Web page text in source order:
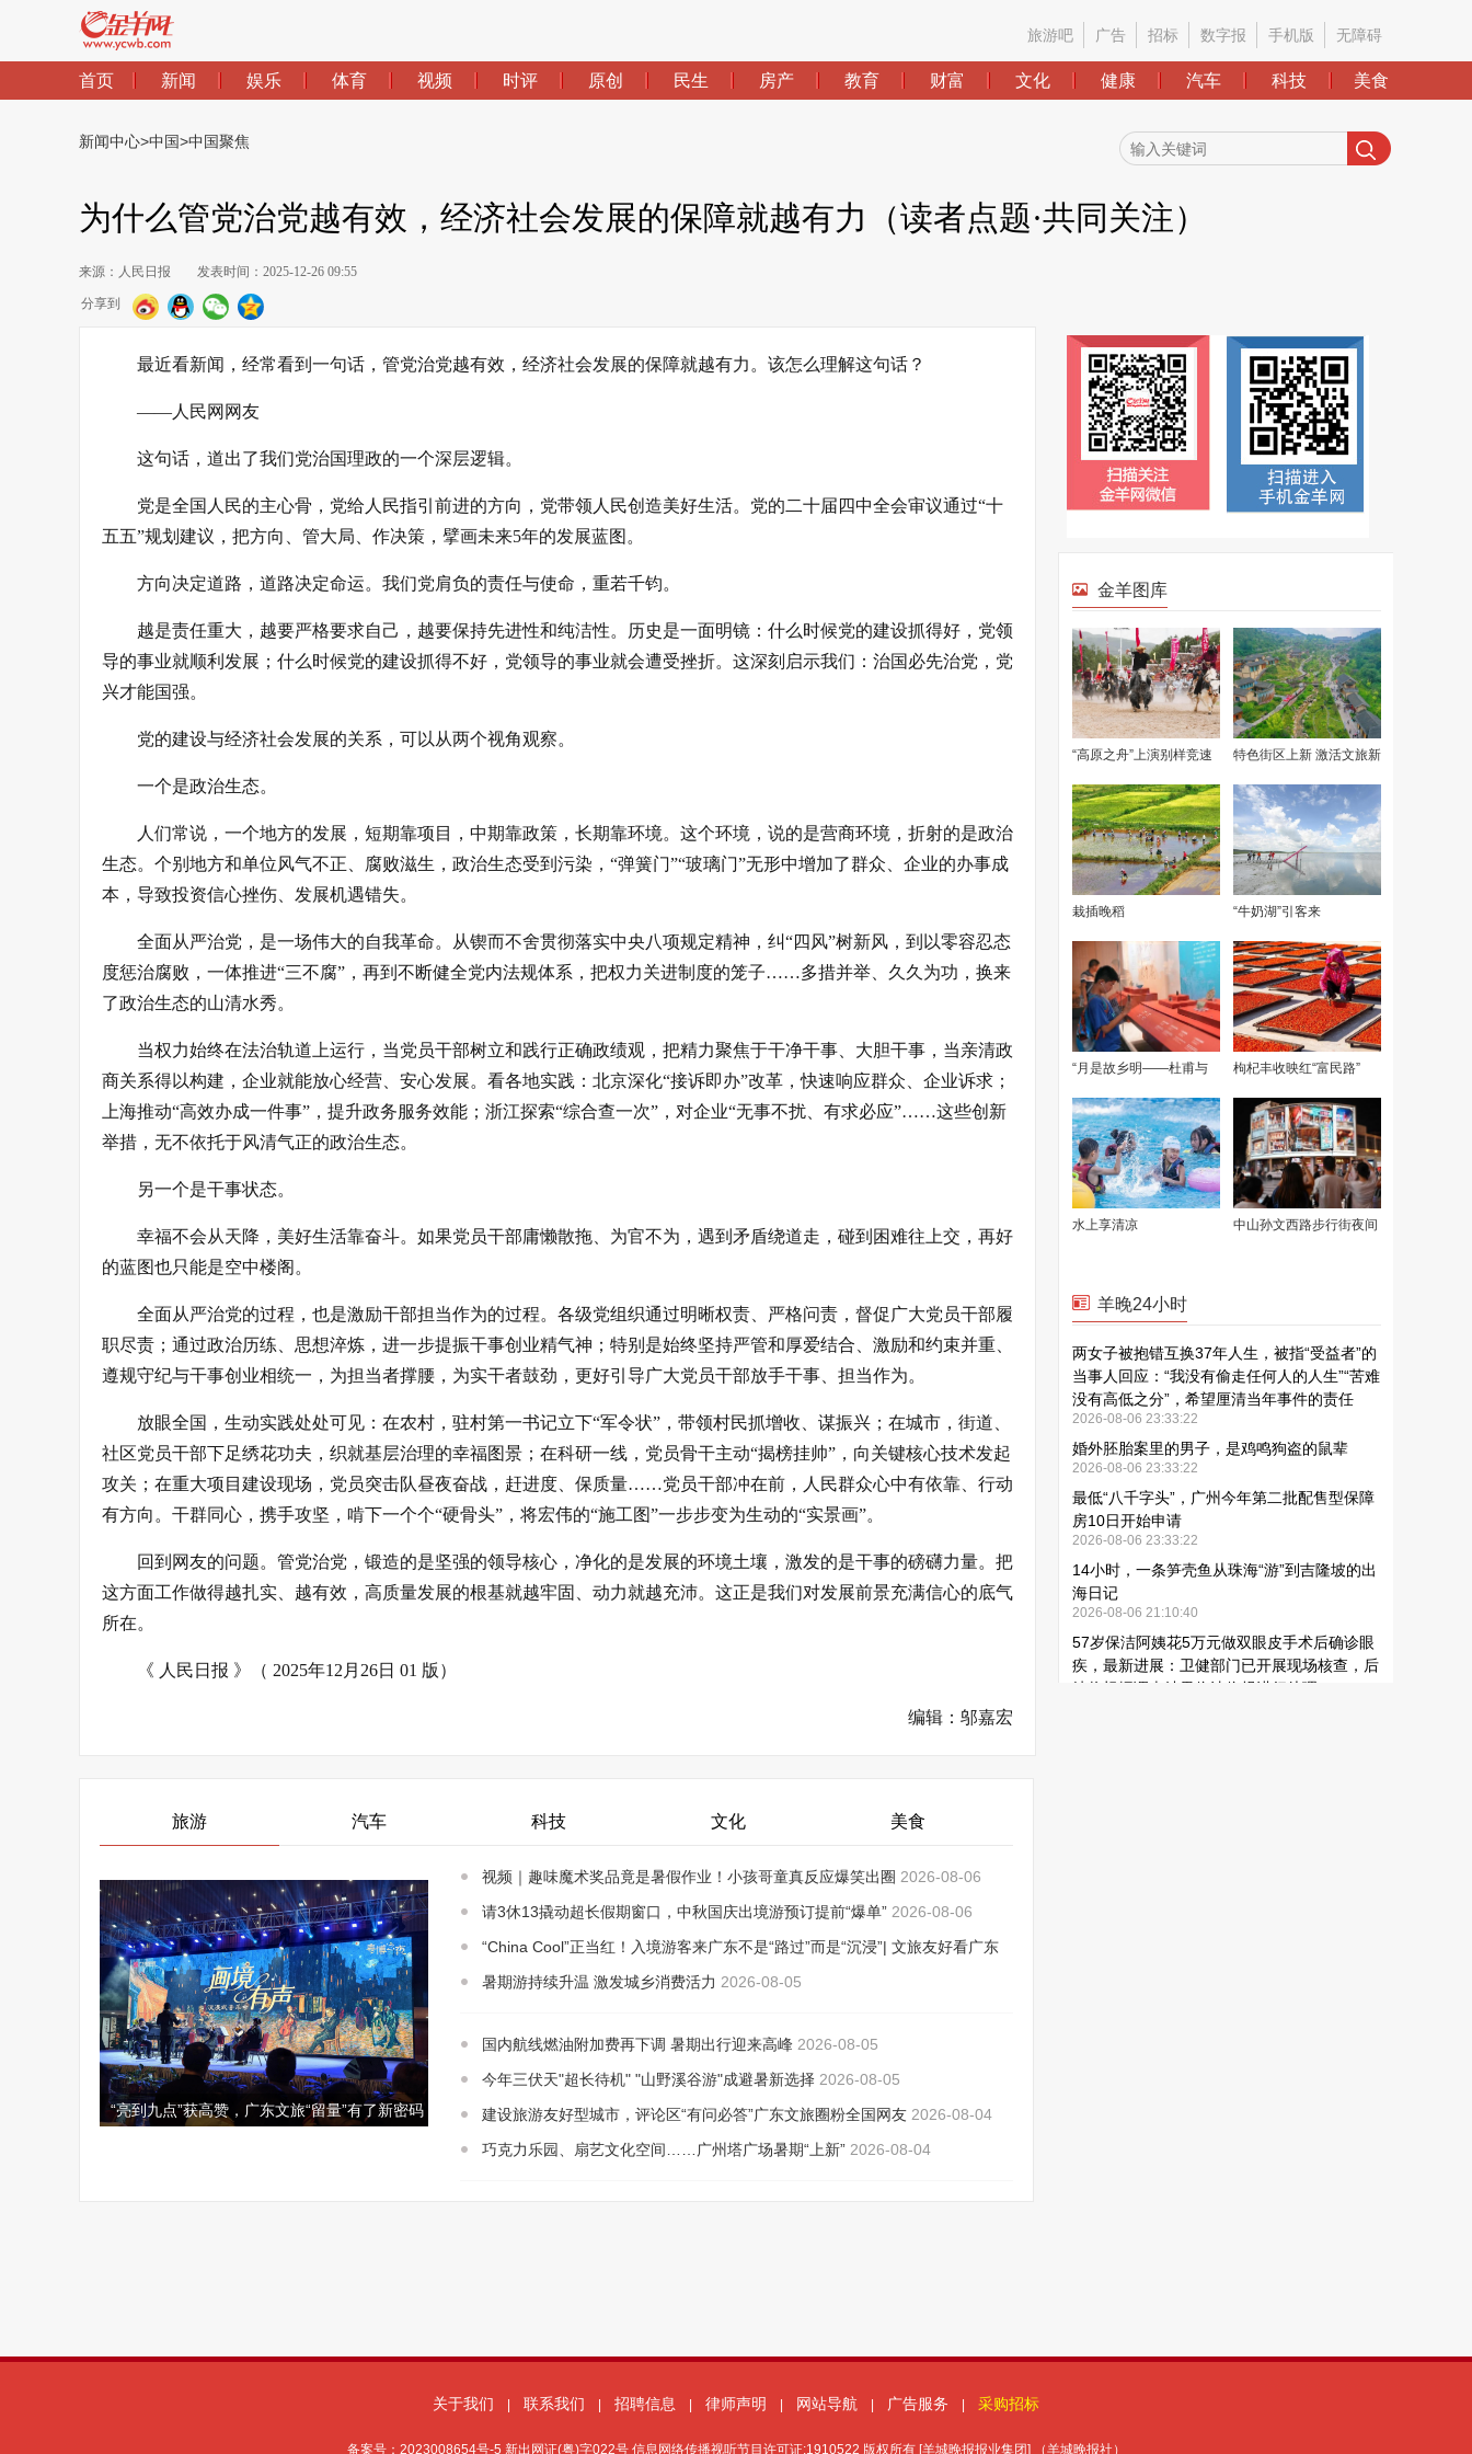
旅游吧 广告 招标 数字报 手机版 无障碍
首页 新闻 娱乐 体育 视频 时评 原创 民生 房产 教育 财富 文化 健康 汽车 科技 美食
新闻中心>中国>中国聚焦
为什么管党治党越有效，经济社会发展的保障就越有力（读者点题·共同关注）
来源：人民日报 发表时间：2025-12-26 09:55
分享到
最近看新闻，经常看到一句话，管党治党越有效，经济社会发展的保障就越有力。该怎么理解这句话？
——人民网网友
这句话，道出了我们党治国理政的一个深层逻辑。
党是全国人民的主心骨，党给人民指引前进的方向，党带领人民创造美好生活。党的二十届四中全会审议通过“十
五五”规划建议，把方向、管大局、作决策，擘画未来5年的发展蓝图。
方向决定道路，道路决定命运。我们党肩负的责任与使命，重若千钧。
越是责任重大，越要严格要求自己，越要保持先进性和纯洁性。历史是一面明镜：什么时候党的建设抓得好，党领
导的事业就顺利发展；什么时候党的建设抓得不好，党领导的事业就会遭受挫折。这深刻启示我们：治国必先治党，党
兴才能国强。
党的建设与经济社会发展的关系，可以从两个视角观察。
一个是政治生态。
人们常说，一个地方的发展，短期靠项目，中期靠政策，长期靠环境。这个环境，说的是营商环境，折射的是政治
生态。个别地方和单位风气不正、腐败滋生，政治生态受到污染，“弹簧门”“玻璃门”无形中增加了群众、企业的办事成
本，导致投资信心挫伤、发展机遇错失。
全面从严治党，是一场伟大的自我革命。从锲而不舍贯彻落实中央八项规定精神，纠“四风”树新风，到以零容忍态
度惩治腐败，一体推进“三不腐”，再到不断健全党内法规体系，把权力关进制度的笼子……多措并举、久久为功，换来
了政治生态的山清水秀。
当权力始终在法治轨道上运行，当党员干部树立和践行正确政绩观，把精力聚焦于干净干事、大胆干事，当亲清政
商关系得以构建，企业就能放心经营、安心发展。看各地实践：北京深化“接诉即办”改革，快速响应群众、企业诉求；
上海推动“高效办成一件事”，提升政务服务效能；浙江探索“综合查一次”，对企业“无事不扰、有求必应”……这些创新
举措，无不依托于风清气正的政治生态。
另一个是干事状态。
幸福不会从天降，美好生活靠奋斗。如果党员干部庸懒散拖、为官不为，遇到矛盾绕道走，碰到困难往上交，再好
的蓝图也只能是空中楼阁。
全面从严治党的过程，也是激励干部担当作为的过程。各级党组织通过明晰权责、严格问责，督促广大党员干部履
职尽责；通过政治历练、思想淬炼，进一步提振干事创业精气神；特别是始终坚持严管和厚爱结合、激励和约束并重、
遵规守纪与干事创业相统一，为担当者撑腰，为实干者鼓劲，更好引导广大党员干部放手干事、担当作为。
放眼全国，生动实践处处可见：在农村，驻村第一书记立下“军令状”，带领村民抓增收、谋振兴；在城市，街道、
社区党员干部下足绣花功夫，织就基层治理的幸福图景；在科研一线，党员骨干主动“揭榜挂帅”，向关键核心技术发起
攻关；在重大项目建设现场，党员突击队昼夜奋战，赶进度、保质量……党员干部冲在前，人民群众心中有依靠、行动
有方向。干群同心，携手攻坚，啃下一个个“硬骨头”，将宏伟的“施工图”一步步变为生动的“实景画”。
回到网友的问题。管党治党，锻造的是坚强的领导核心，净化的是发展的环境土壤，激发的是干事的磅礴力量。把
这方面工作做得越扎实、越有效，高质量发展的根基就越牢固、动力就越充沛。这正是我们对发展前景充满信心的底气
所在。
《 人民日报 》（ 2025年12月26日 01 版）
编辑：邬嘉宏
关于我们 联系我们 招聘信息 律师声明 网站导航 广告服务 采购招标
备案号： 2023008654号-5 新出网证(粤)字022号 信息网络传播视听节目许可证:1910522 版权所有 [羊城晚报报业集团] （羊城晚报社）